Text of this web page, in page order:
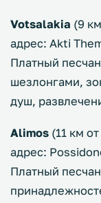
Votsalakia (9
адрес: Akti
Платный
шезлонгами,
душ,
Alimos (11 км
адрес:
Платный